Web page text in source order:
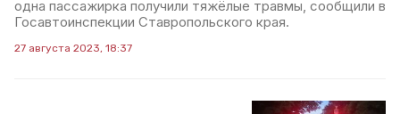
одна пассажирка получили тяжёлые травмы, сообщили в
Госавтоинспекции Ставропольского края.
27 августа 2023, 18:37